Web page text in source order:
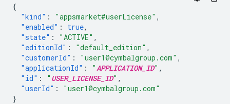
{
"kind" : "appsmarket#userLicense" ,
"enabled" : true,
"state" : "ACTIVE" ,
"editionId" : "default_edition" ,
"customerId" : "user1@cymbalgroup.com" ,
"applicationId" : "APPLICATION_ID" ,
"id" : " USER_LICENSE_ID" ,
"userId" :
"user1@cymbalgroup.com"
}